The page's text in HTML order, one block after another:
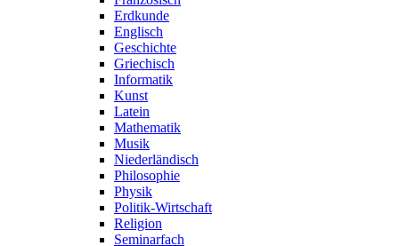
Erdkunde
Englisch
Geschichte
Griechisch
Informatik
Kunst
Latein
Mathematik
Musik
Niederländisch
Philosophie
Physik
Politik-Wirtschaft
Religion
Seminarfach